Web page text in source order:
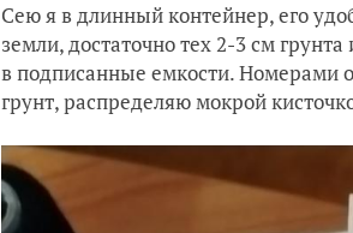
Сею я в длинный контейнер, его
земли, достаточно тех 2-3 см
в подписанные емкости. Номерами
грунт, распределяю мокрой